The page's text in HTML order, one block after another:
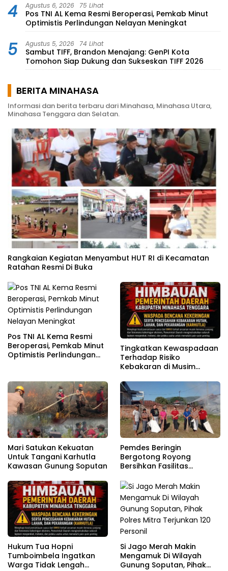
4 Agustus 6, 2026 75 Lihat
Pos TNI AL Kema Resmi Beroperasi, Pemkab Minut
Optimistis Perlindungan Nelayan Meningkat
5 Agustus 5, 2026 74 Lihat
Sambut TIFF, Brandon Menajang: ​GenPI Kota
Tomohon Siap Dukung dan Sukseskan TIFF 2026
BERITA MINAHASA
Informasi dan berita terbaru dari Minahasa, Minahasa Utara,
Minahasa Tenggara dan Selatan.
Rangkaian Kegiatan Menyambut HUT RI di Kecamatan
Ratahan Resmi Di Buka
Pos TNI AL Kema Resmi
Beroperasi, Pemkab Minut
Optimistis Perlindungan
Tingkatkan Kewaspadaan
Terhadap Risiko
Kebakaran di Musim
Mari Satukan Kekuatan
Untuk Tangani Karhutla
Kawasan Gunung Soputan
Pemdes Beringin
Bergotong Royong
Bersihkan Fasilitas
81
Hukum Tua Hopni
Tumboimbela Ingatkan
Warga Tidak Lengah
Si Jago Merah Makin
Mengamuk Di Wilayah
Gunung Soputan, Pihak